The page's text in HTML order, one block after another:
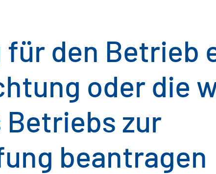
für den Betrieb
oder die
zur
beantragen